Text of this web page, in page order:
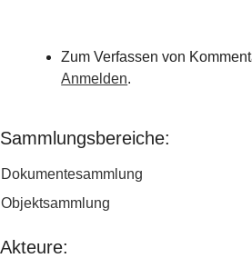
Zum Verfassen von
Anmelden.
Sammlungsbereiche:
Dokumentesammlung
Objektsammlung
Akteure: